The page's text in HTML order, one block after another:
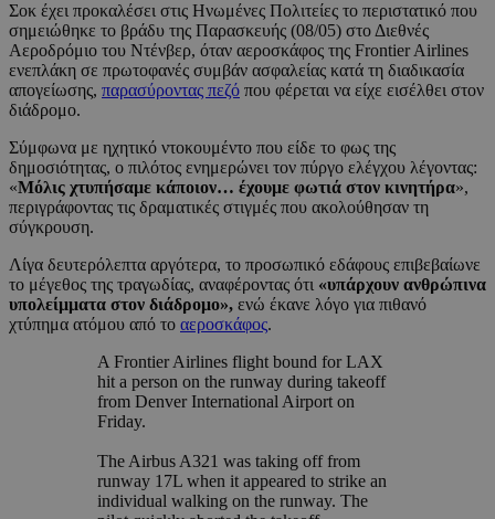
Σοκ έχει προκαλέσει στις Ηνωμένες Πολιτείες το περιστατικό που
σημειώθηκε το βράδυ της Παρασκευής (08/05) στο Διεθνές
Αεροδρόμιο του Ντένβερ, όταν αεροσκάφος της Frontier Airlines
ενεπλάκη σε πρωτοφανές συμβάν ασφαλείας κατά τη διαδικασία
απογείωσης, παρασύροντας πεζό που φέρεται να είχε εισέλθει στον
διάδρομο.
Σύμφωνα με ηχητικό ντοκουμέντο που είδε το φως της
δημοσιότητας, ο πιλότος ενημερώνει τον πύργο ελέγχου λέγοντας:
«Μόλις χτυπήσαμε κάποιον… έχουμε φωτιά στον κινητήρα»,
περιγράφοντας τις δραματικές στιγμές που ακολούθησαν τη
σύγκρουση.
Λίγα δευτερόλεπτα αργότερα, το προσωπικό εδάφους επιβεβαίωνε
το μέγεθος της τραγωδίας, αναφέροντας ότι «υπάρχουν ανθρώπινα
υπολείμματα στον διάδρομο», ενώ έκανε λόγο για πιθανό
χτύπημα ατόμου από το αεροσκάφος.
A Frontier Airlines flight bound for LAX
hit a person on the runway during takeoff
from Denver International Airport on
Friday.
The Airbus A321 was taking off from
runway 17L when it appeared to strike an
individual walking on the runway. The